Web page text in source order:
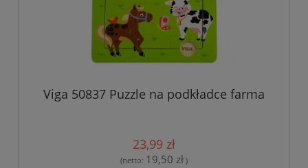
Viga 50837 Puzzle na podkładce farma
23,99 zł
(netto: 19,50 zł )